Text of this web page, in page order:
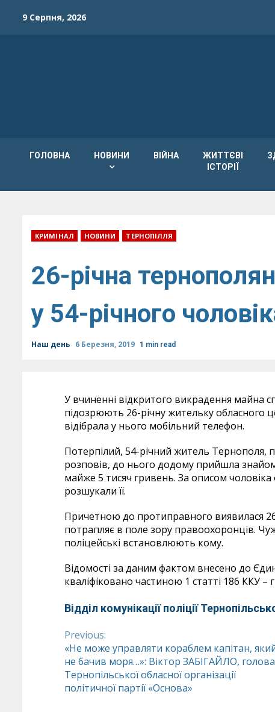
9 Серпня, 2026
ГОЛОВНА НОВИНИ ВІЙНА
ЖИТТЄВІ
ІСТОРІЇ
КРИМІНАЛ НОВИНИ ТЕРНОПІЛЛЯ
26-річна
у 54-річного
Наш день 6 Березня, 2019 1 min read
У вчиненні відкритого викрадення майна
підозрюють 26-річну жительку обласного
відібрала у нього мобільний телефон.
Потерпілий, 54-річний житель Тернополя,
розповів, до нього додому прийшла
майже 5 тисяч гривень. За описом
розшукали її.
Причетною до протиправного виявилася
потрапляє в поле зору правоохоронців.
поліцейські встановлюють кому.
Відомості за даним фактом внесено до
кваліфіковано частиною 1 статті 186 ККУ –
Відділ комунікації поліції
Continue
Reading
Previous:
«Не може управляти кораблем капітан,
не бачив моря…»: Віктор ЗАБІГАЙЛО, голова
Тернопільської обласної організації
політичної партії «Основа»